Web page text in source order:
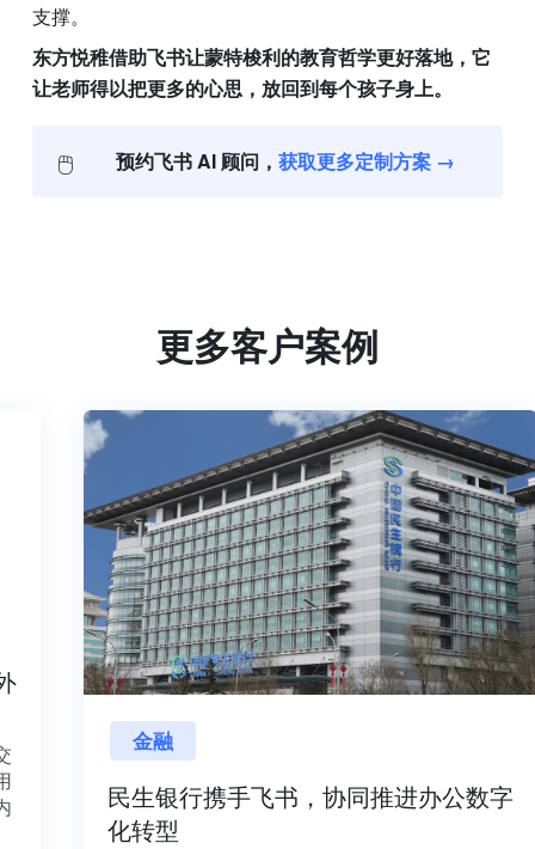
支撑。
东方悦稚借助飞书让蒙特梭利的教育哲学更好落地，它
让老师得以把更多的心思，放回到每个孩子身上。
🖱️ 预约飞书 AI 顾问， 获取更多定制方案 →
更多客户案例
金融
民生银行携手飞书，协同推进办公数字
化转型